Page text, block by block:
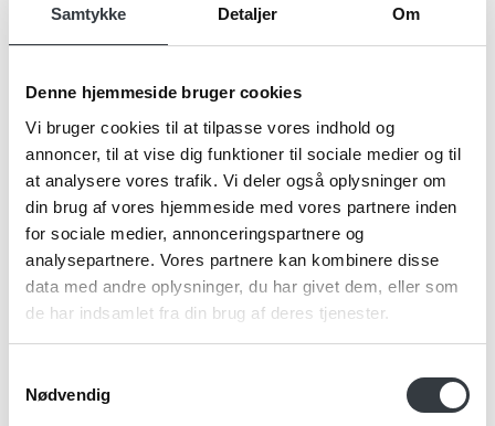
Samtykke Detaljer Om
Denne hjemmeside bruger cookies
Vi bruger cookies til at tilpasse vores indhold og
annoncer, til at vise dig funktioner til sociale medier og til
at analysere vores trafik. Vi deler også oplysninger om
din brug af vores hjemmeside med vores partnere inden
for sociale medier, annonceringspartnere og
analysepartnere. Vores partnere kan kombinere disse
data med andre oplysninger, du har givet dem, eller som
de har indsamlet fra din brug af deres tjenester.
Nødvendig
Telefonnr.*
Email*